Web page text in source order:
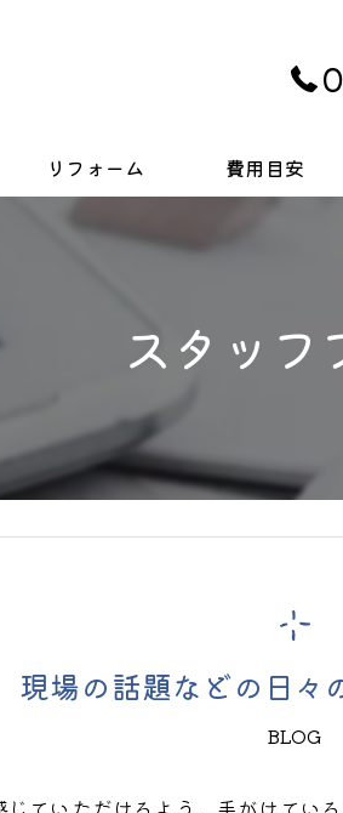
リフォーム 費用目安
スタッフ
現場の話題などの日々
BLOG